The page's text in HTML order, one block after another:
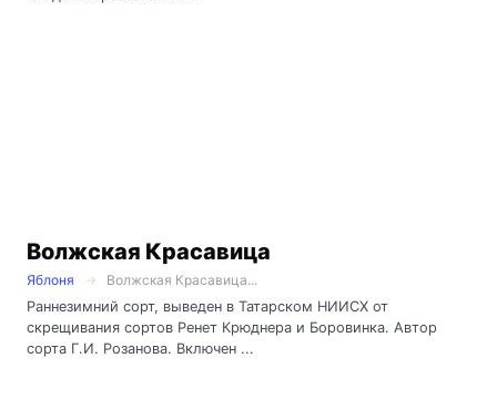
Волжская Красавица
Яблоня
Волжская Красавица...
Раннезимний сорт, выведен в Татарском НИИСХ от
скрещивания сортов Ренет Крюднера и Боровинка. Автор
сорта Г.И. Розанова. Включен ...